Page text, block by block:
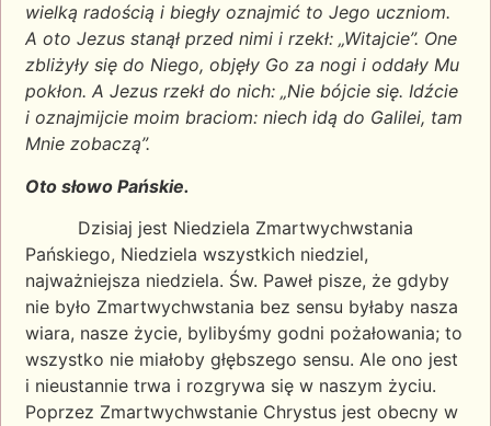
wielką radością i biegły oznajmić to Jego uczniom.
A oto Jezus stanął przed nimi i rzekł: „Witajcie”. One
zbliżyły się do Niego, objęły Go za nogi i oddały Mu
pokłon. A Jezus rzekł do nich: „Nie bójcie się. Idźcie
i oznajmijcie moim braciom: niech idą do Galilei, tam
Mnie zobaczą”.
Oto słowo Pańskie.
Dzisiaj jest Niedziela Zmartwychwstania
Pańskiego, Niedziela wszystkich niedziel,
najważniejsza niedziela. Św. Paweł pisze, że gdyby
nie było Zmartwychwstania bez sensu byłaby nasza
wiara, nasze życie, bylibyśmy godni pożałowania; to
wszystko nie miałoby głębszego sensu. Ale ono jest
i nieustannie trwa i rozgrywa się w naszym życiu.
Poprzez Zmartwychwstanie Chrystus jest obecny w